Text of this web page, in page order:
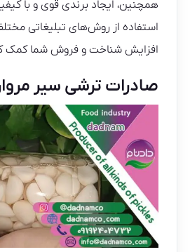
همچنین، ایجاد برندی قوی و با
استفاده از روش‌های تبلیغاتی
افزایش شناخت و فروش شما کمک
صادرات ترشی سیر